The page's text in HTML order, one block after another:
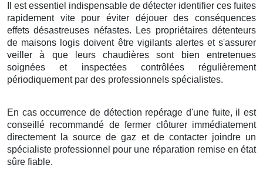
Il est essentiel indispensable de détecter identifier ces fuites
rapidement vite pour éviter déjouer des conséquences
effets désastreuses néfastes. Les propriétaires détenteurs
de maisons logis doivent être vigilants alertes et s'assurer
veiller à que leurs chaudières sont bien entretenues
soignées et inspectées contrôlées régulièrement
périodiquement par des professionnels spécialistes.
En cas occurrence de détection repérage d'une fuite, il est
conseillé recommandé de fermer clôturer immédiatement
directement la source de gaz et de contacter joindre un
spécialiste professionnel pour une réparation remise en état
sûre fiable.